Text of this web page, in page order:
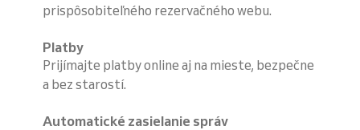
prispôsobiteľného rezervačného webu.
Platby
Prijímajte platby online aj na mieste, bezpečne
a bez starostí.
Automatické zasielanie správ